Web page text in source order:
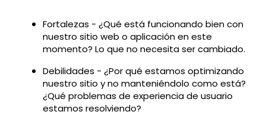
Fortalezas - ¿Qué está funcionando bien con
nuestro sitio web o aplicación en este
momento? Lo que no necesita ser cambiado.
Debilidades - ¿Por qué estamos optimizando
nuestro sitio y no manteniéndolo como está?
¿Qué problemas de experiencia de usuario
estamos resolviendo?